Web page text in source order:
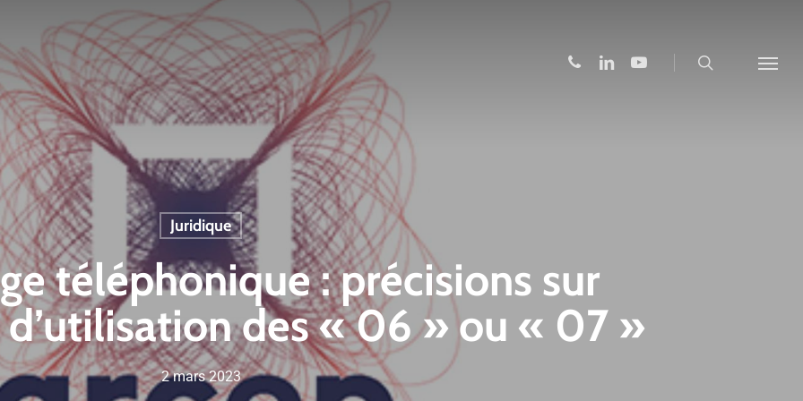
Menu
linkedin youtube
phone
Juridique
téléphonique : précisions sur
des « 06 » ou « 07 »
2 mars 2023